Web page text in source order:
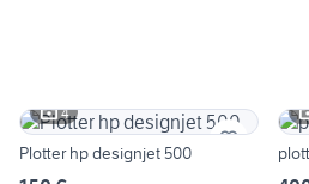
4
Plotter hp designjet 500